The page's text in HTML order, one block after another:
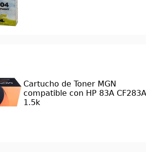
Cartucho de Toner MGN
compatible con HP 83A CF283A
1.5k